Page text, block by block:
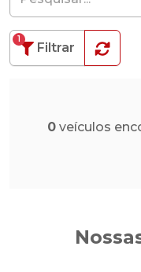
Filtrar
1
0 veículos